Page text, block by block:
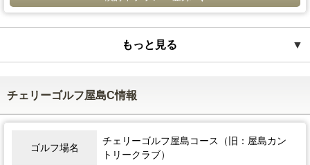
▼
もっと見る
チェリーゴルフ屋島C情報
ゴルフ場名
チェリーゴルフ屋島コース（旧：屋島カン
トリークラブ）